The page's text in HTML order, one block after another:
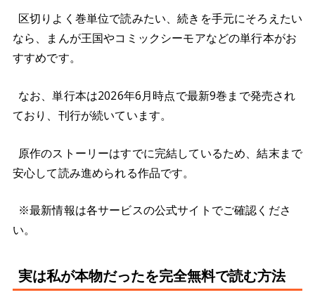
区切りよく巻単位で読みたい、続きを手元にそろえたい
なら、まんが王国やコミックシーモアなどの単行本がお
すすめです。
なお、単行本は2026年6月時点で最新9巻まで発売され
ており、刊行が続いています。
原作のストーリーはすでに完結しているため、結末まで
安心して読み進められる作品です。
※最新情報は各サービスの公式サイトでご確認くださ
い。
実は私が本物だったを完全無料で読む方法